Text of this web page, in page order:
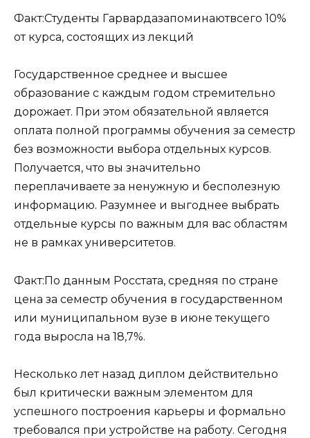
Факт:Студенты Гарвардазапоминаютвсего 10%
от курса, состоящих из лекций
Государственное среднее и высшее
образование с каждым годом стремительно
дорожает. При этом обязательной является
оплата полной программы обучения за семестр
без возможности выбора отдельных курсов.
Получается, что вы значительно
переплачиваете за ненужную и бесполезную
информацию. Разумнее и выгоднее выбрать
отдельные курсы по важным для вас областям
не в рамках университетов.
Факт:По данным Росстата, средняя по стране
цена за семестр обучения в государственном
или муниципальном вузе в июне текущего
года выросла на 18,7%.
Несколько лет назад диплом действительно
был критически важным элементом для
успешного построения карьеры и формально
требовался при устройстве на работу. Сегодня